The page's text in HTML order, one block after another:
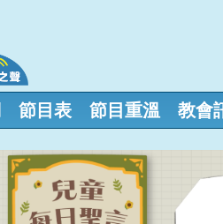
節目表 節目重溫 教會